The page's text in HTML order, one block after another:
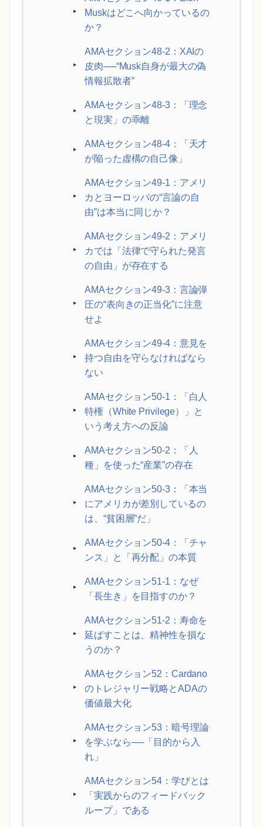
Muskはどこへ向かっているの
か？
AMAセクション48-2：XAIの
皮肉──“Musk自身が最大の偽
情報拡散者”
AMAセクション48-3：「理念
と現実」の乖離
AMAセクション48-4：「天才
が陥った虚構の自己像」
AMAセクション49-1：アメリ
カとヨーロッパの“言論の自
由”は本当に同じか？
AMAセクション49-2：アメリ
カでは「法律で守られた発言
の自由」が存在する
AMAセクション49-3：言論弾
圧の“表向きの正当化”に注意
せよ
AMAセクション49-4：意見を
持つ自由を守らなければなら
ない
AMAセクション50-1：「白人
特権（White Privilege）」と
いう考え方への反論
AMAセクション50-2：「人
種」を使った“産業”の存在
AMAセクション50-3：「本当
にアメリカが差別しているの
は、“貧困層”だ」
AMAセクション50-4：「チャ
ンス」と「再分配」の本質
AMAセクション51-1：なぜ
「長生き」を目指すのか？
AMAセクション51-2：寿命を
延ばすことは、精神性を損な
うのか？
AMAセクション52：Cardano
のトレジャリー戦略とADAの
価値最大化
AMAセクション53：暗号理論
を学ぶなら──「目的から入
れ」
AMAセクション54：学びとは
「実践からのフィードバック
ループ」である